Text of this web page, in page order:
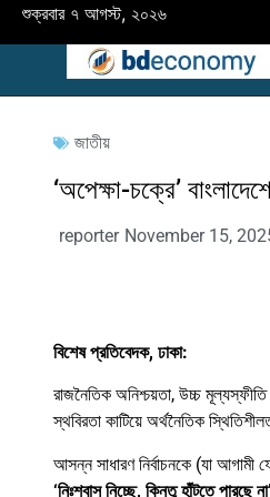
শুক্রবার ৭ আগস্ট, ২০২৬
জাতীয়
‘অপেক্ষা-চক্রে’
reporter November 15,
বিশেষপ্রতিবেদক, ঢাকা:
রাজনৈতিক অনিশ্চয়তা, উচ্চ
স্থবিরতা কাটিয়ে অর্থনৈতিক
আসন্ন সাধারণ নির্বাচনকে (যা আগামী
‘নিঃশ্বাসনিচ্ছে, কিন্তুহাঁটতেপারছেনা’